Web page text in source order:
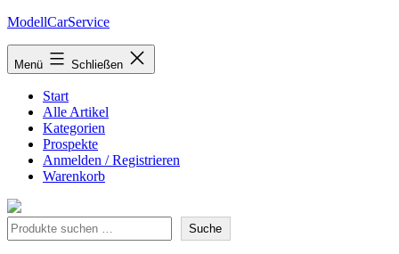
Zum
springen
ModellCarService
Menü Schließen
Start
Alle Artikel
Kategorien
Prospekte
Anmelden / Registrieren
Warenkorb
Suche Suche